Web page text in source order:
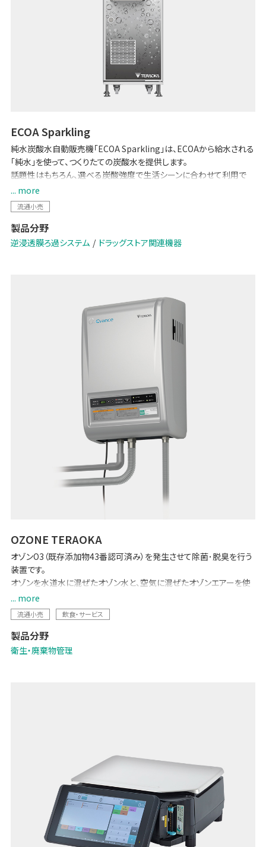
ECOA Sparkling
純水炭酸水自動販売機「ECOA Sparkling」は、ECOAから給水される
「純水」を使って、つくりたての炭酸水を提供します。
話題性はもちろん、選べる炭酸強度で生活シーンに合わせて利用で
き、来店頻度の向上に貢献。
お買い物の際に炭酸水を給水する新たな習慣を生み出します。
... more
流通小売
製品分野
逆浸透膜ろ過システム ドラッグストア関連機器
OZONE TERAOKA
オゾンO3（既存添加物43番認可済み）を発生させて除菌･脱臭を行う
装置です。
オゾンを水道水に混ぜたオゾン水と、空気に混ぜたオゾンエアーを使
い分けることで、カビ・ぬめり除去、野菜の鮮度保持や害虫忌避など幅
広い用途に使用できます。
オゾンは空気中の酸素を原料に電気で作るのでとても経済的。
有害物質を一切残さない、環境にやさしい物質です。
手軽に衛生強化が図れ、お客様や働くスタッフの安心に寄与します。
... more
流通小売 飲食・サービス
製品分野
衛生・廃棄物管理